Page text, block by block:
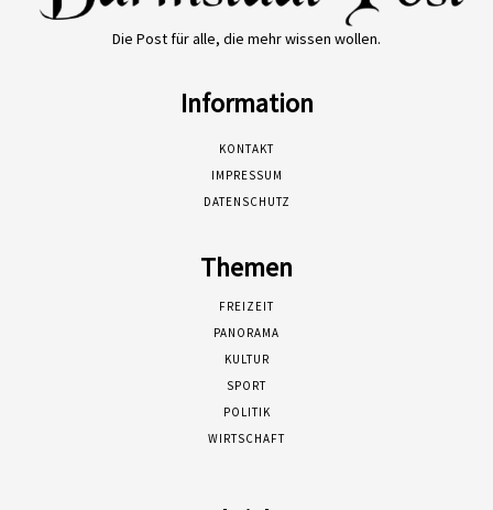
Die Post für alle, die mehr wissen wollen.
Information
KONTAKT
IMPRESSUM
DATENSCHUTZ
Themen
FREIZEIT
PANORAMA
KULTUR
SPORT
POLITIK
WIRTSCHAFT